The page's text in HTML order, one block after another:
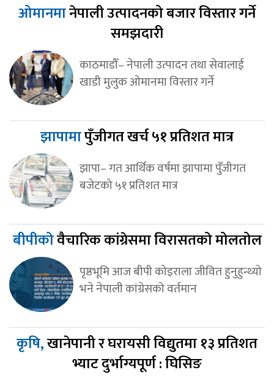
ओमानमानेपाली उत्पादनको बजार विस्तार गर्ने
समझदारी
काठमाडौँ– नेपाली उत्पादन तथा सेवालाई
खाडी मुलुक ओमानमा विस्तार गर्ने
झापामापुँजीगत खर्च ५१ प्रतिशत मात्र
झापा– गत आर्थिक वर्षमा झापामा पुँजीगत
बजेटको ५१ प्रतिशत मात्र
बीपीकोवैचारिक कांग्रेसमा विरासतको मोलतोल
पृष्ठभूमि आज बीपी कोइराला जीवित हुनुहुन्थ्यो
भने नेपाली कांग्रेसको वर्तमान
कृषि,खानेपानी र घरायसी विद्युतमा १३ प्रतिशत
भ्याट दुर्भाग्यपूर्ण : घिसिङ